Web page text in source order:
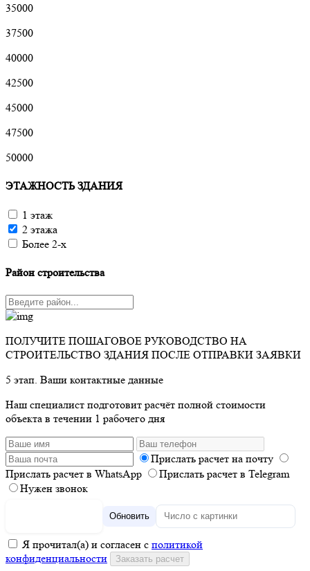
35000
37500
40000
42500
45000
47500
50000
ЭТАЖНОСТЬ ЗДАНИЯ
1 этаж
2 этажа
Более 2-х
Район строительства
ПОЛУЧИТЕ ПОШАГОВОЕ РУКОВОДСТВО НА
СТРОИТЕЛЬСТВО ЗДАНИЯ ПОСЛЕ ОТПРАВКИ ЗАЯВКИ
5 этап. Ваши контактные данные
Наш специалист подготовит расчёт полной стоимости
объекта в течении 1 рабочего дня
Прислать расчет на почту
Прислать расчет в WhatsApp
Прислать расчет в Telegram
Нужен звонок
Обновить
Я прочитал(а) и согласен с политикой
конфиденциальности